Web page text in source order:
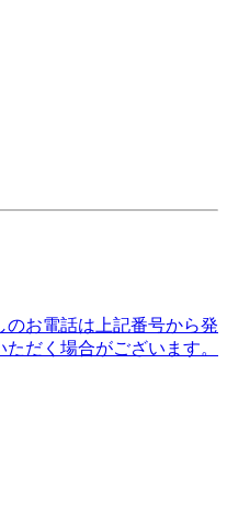
のお電話は 上記番号から発
ただく 場合がございます。